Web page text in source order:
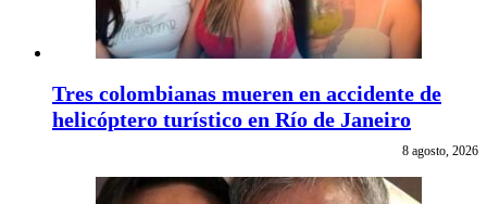
Tres colombianas mueren en accidente de
helicóptero turístico en Río de Janeiro
8 agosto, 2026